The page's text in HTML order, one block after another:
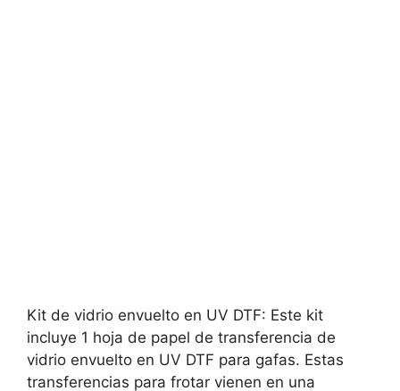
Kit de vidrio envuelto en UV DTF: Este kit
incluye 1 hoja de papel de transferencia de
vidrio envuelto en UV DTF para gafas. Estas
transferencias para frotar vienen en una